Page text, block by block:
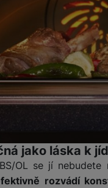
používáme my
tak na stránkách
jako láska k
OL se jí nebudete
rozvádí